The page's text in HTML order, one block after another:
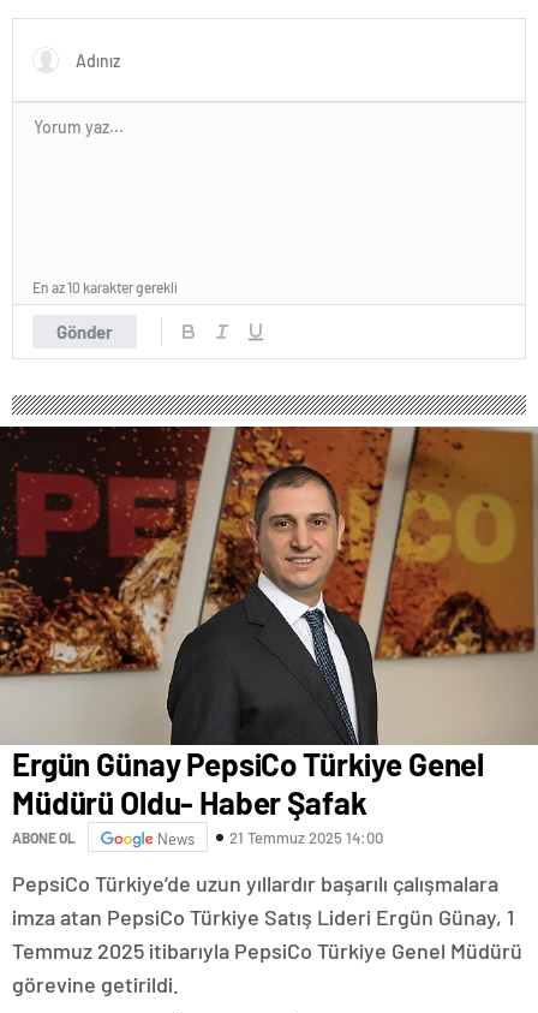
Gönder
En az 10 karakter gerekli
Ergün Günay PepsiCo Türkiye Genel
Müdürü Oldu- Haber Şafak
ABONE OL News 21 Temmuz 2025 14:00
PepsiCo Türkiye’de uzun yıllardır başarılı çalışmalara
imza atan PepsiCo Türkiye Satış Lideri Ergün Günay, 1
Temmuz 2025 itibarıyla PepsiCo Türkiye Genel Müdürü
görevine getirildi.